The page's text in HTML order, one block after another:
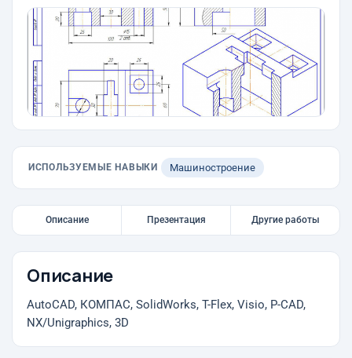
ИСПОЛЬЗУЕМЫЕ НАВЫКИ Машиностроение
Описание Презентация Другие работы
Описание
AutoCAD, КОМПАС, SolidWorks, T-Flex, Visio, P-CAD,
NX/Unigraphics, 3D